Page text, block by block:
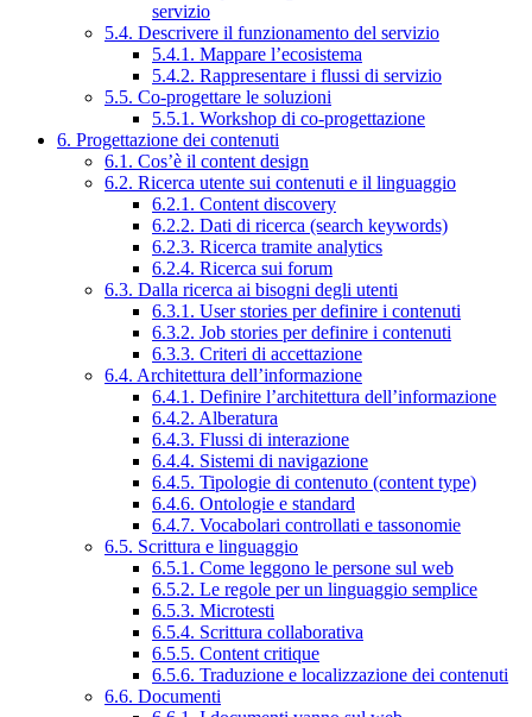
servizio
5.4. Descrivere il funzionamento del servizio
5.4.1. Mappare l’ecosistema
5.4.2. Rappresentare i flussi di servizio
5.5. Co-progettare le soluzioni
5.5.1. Workshop di co-progettazione
6. Progettazione dei contenuti
6.1. Cos’è il content design
6.2. Ricerca utente sui contenuti e il linguaggio
6.2.1. Content discovery
6.2.2. Dati di ricerca (search keywords)
6.2.3. Ricerca tramite analytics
6.2.4. Ricerca sui forum
6.3. Dalla ricerca ai bisogni degli utenti
6.3.1. User stories per definire i contenuti
6.3.2. Job stories per definire i contenuti
6.3.3. Criteri di accettazione
6.4. Architettura dell’informazione
6.4.1. Definire l’architettura dell’informazione
6.4.2. Alberatura
6.4.3. Flussi di interazione
6.4.4. Sistemi di navigazione
6.4.5. Tipologie di contenuto (content type)
6.4.6. Ontologie e standard
6.4.7. Vocabolari controllati e tassonomie
6.5. Scrittura e linguaggio
6.5.1. Come leggono le persone sul web
6.5.2. Le regole per un linguaggio semplice
6.5.3. Microtesti
6.5.4. Scrittura collaborativa
6.5.5. Content critique
6.5.6. Traduzione e localizzazione dei contenuti
6.6. Documenti